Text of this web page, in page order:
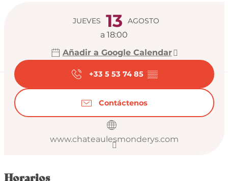
Horarios y datos
JUEVES 13 AGOSTO
a 18:00
Añadir a Google Calendar
+33 5 53 74 85 ▒▒
Contáctenos
www.chateaulesmonderys.com
Horarios